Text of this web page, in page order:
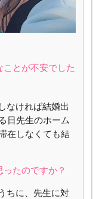
とが不安でした
なければ結婚出
日先生のホーム
在しなくても結
たのですか？
ちに、先生に対